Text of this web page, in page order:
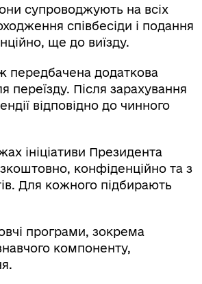
супроводжують на всіх
співбесіди і подання
ще до виїзду.
передбачена додаткова
переїзду. Після зарахування
відповідно до чинного
ініціативи Президента
конфіденційно та з
Для кожного підбирають
програми, зокрема
компоненту,